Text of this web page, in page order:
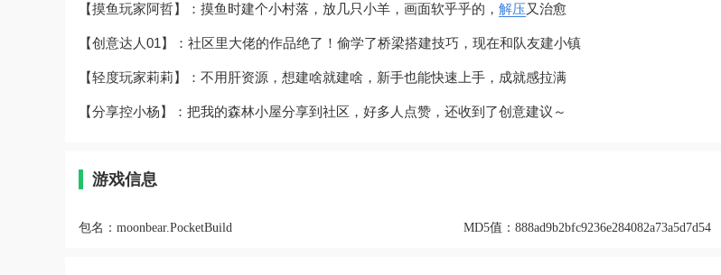
【摸鱼玩家阿哲】：摸鱼时建个小村落，放几只小羊，画面软乎乎的， 解压又治愈
【创意达人01】：社区里大佬的作品绝了！偷学了桥梁搭建技巧，现在和队友建小镇
【轻度玩家莉莉】：不用肝资源，想建啥就建啥，新手也能快速上手，成就感拉满
【分享控小杨】：把我的森林小屋分享到社区，好多人点赞，还收到了创意建议～
游戏信息
包名： moonbear.PocketBuild MD5值： 888ad9b2bfc9236e284082a73a5d7d54